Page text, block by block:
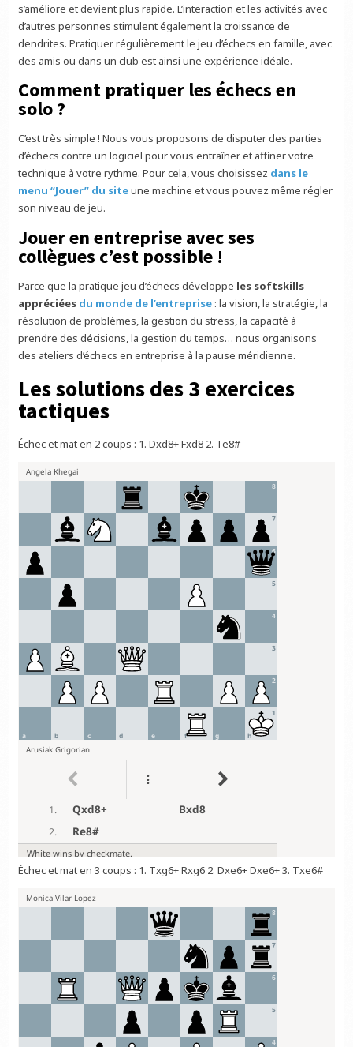
s’améliore et devient plus rapide. L’interaction et les activités avec
d’autres personnes stimulent également la croissance de
dendrites. Pratiquer régulièrement le jeu d’échecs en famille, avec
des amis ou dans un club est ainsi une expérience idéale.
Comment pratiquer les échecs en
solo ?
C’est très simple ! Nous vous proposons de disputer des parties
d’échecs contre un logiciel pour vous entraîner et affiner votre
technique à votre rythme. Pour cela, vous choisissez dans le
menu “Jouer” du siteune machine et vous pouvez même régler
son niveau de jeu.
Jouer en entreprise avec ses
collègues c’est possible !
Parce que la pratique jeu d’échecs développe les softskills
appréciées du monde de l’entreprise : la vision, la stratégie, la
résolution de problèmes, la gestion du stress, la capacité à
prendre des décisions, la gestion du temps… nous organisons
des ateliers d’échecs en entreprise à la pause méridienne.
Les solutions des 3 exercices
tactiques
Échec et mat en 2 coups : 1. Dxd8+ Fxd8 2. Te8#
Échec et mat en 3 coups : 1. Txg6+ Rxg6 2. Dxe6+ Dxe6+ 3. Txe6#